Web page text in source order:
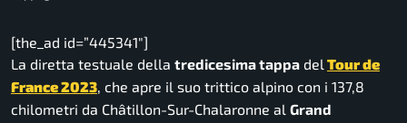
[the_ad id=”445341″]
La diretta testuale della tredicesima tappa del Tour de
France 2023, che apre il suo trittico alpino con i 137,8
chilometri da Châtillon-Sur-Chalaronne al Grand